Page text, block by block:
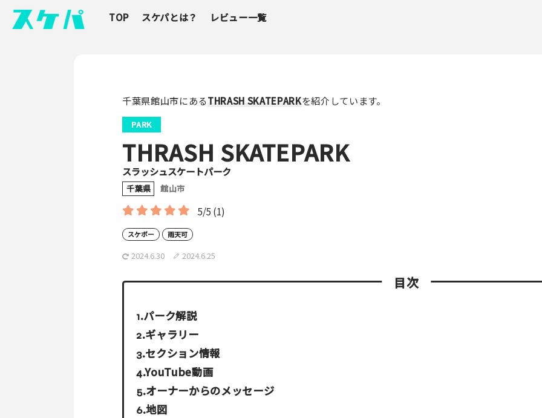
TOP スケパとは？ レビュー一覧
千葉県館山市にあるTHRASH SKATEPARKを紹介しています。
PARK
THRASH SKATEPARK
スラッシュスケートパーク
千葉県 館山市
5/5 (1)
スケボー 雨天可
2024.6.30 2024.6.25
目次
パーク解説
ギャラリー
セクション情報
YouTube動画
オーナーからのメッセージ
地図